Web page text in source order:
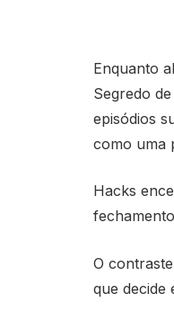
Enquanto
Segredo
episódios
como uma
Hacks
O
que decide